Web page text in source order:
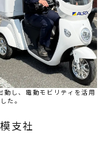
し、電動モビリティを活用
た。
支社